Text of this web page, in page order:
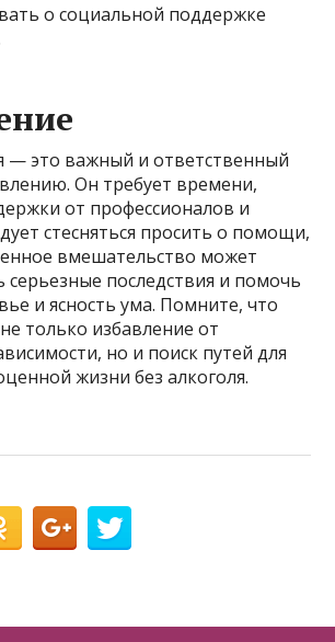
о социальной поддержке
— это важный и ответственный
Он требует времени,
от профессионалов и
стесняться просить о помощи,
вмешательство может
серьезные последствия и помочь
и ясность ума. Помните, что
только избавление от
но и поиск путей для
жизни без алкоголя.